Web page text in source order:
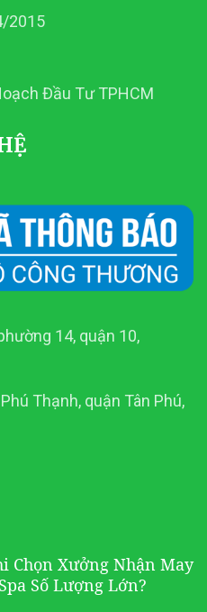
2015
Đầu Tư TPHCM
14, quận 10,
Thạnh, quận Tân Phú,
Chọn Xưởng Nhận May
Số Lượng Lớn?